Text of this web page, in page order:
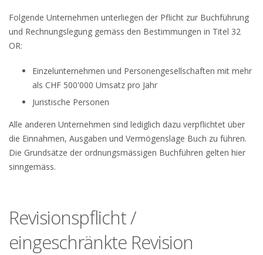
Folgende Unternehmen unterliegen der Pflicht zur Buchführung
und Rechnungslegung gemäss den Bestimmungen in Titel 32
OR:
Einzelunternehmen und Personengesellschaften mit mehr
als CHF 500'000 Umsatz pro Jahr
Juristische Personen
Alle anderen Unternehmen sind lediglich dazu verpflichtet über
die Einnahmen, Ausgaben und Vermögenslage Buch zu führen.
Die Grundsätze der ordnungsmässigen Buchführen gelten hier
sinngemäss.
Revisionspflicht /
eingeschränkte Revision